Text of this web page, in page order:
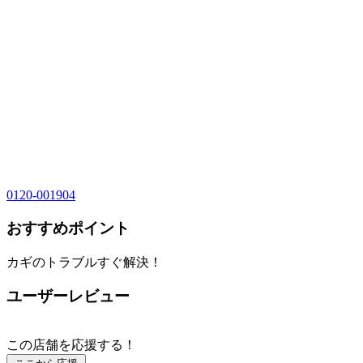
0120-001904
おすすめポイント
カギのトラブルすぐ解決！
ユーザーレビュー
この店舗を応援する！